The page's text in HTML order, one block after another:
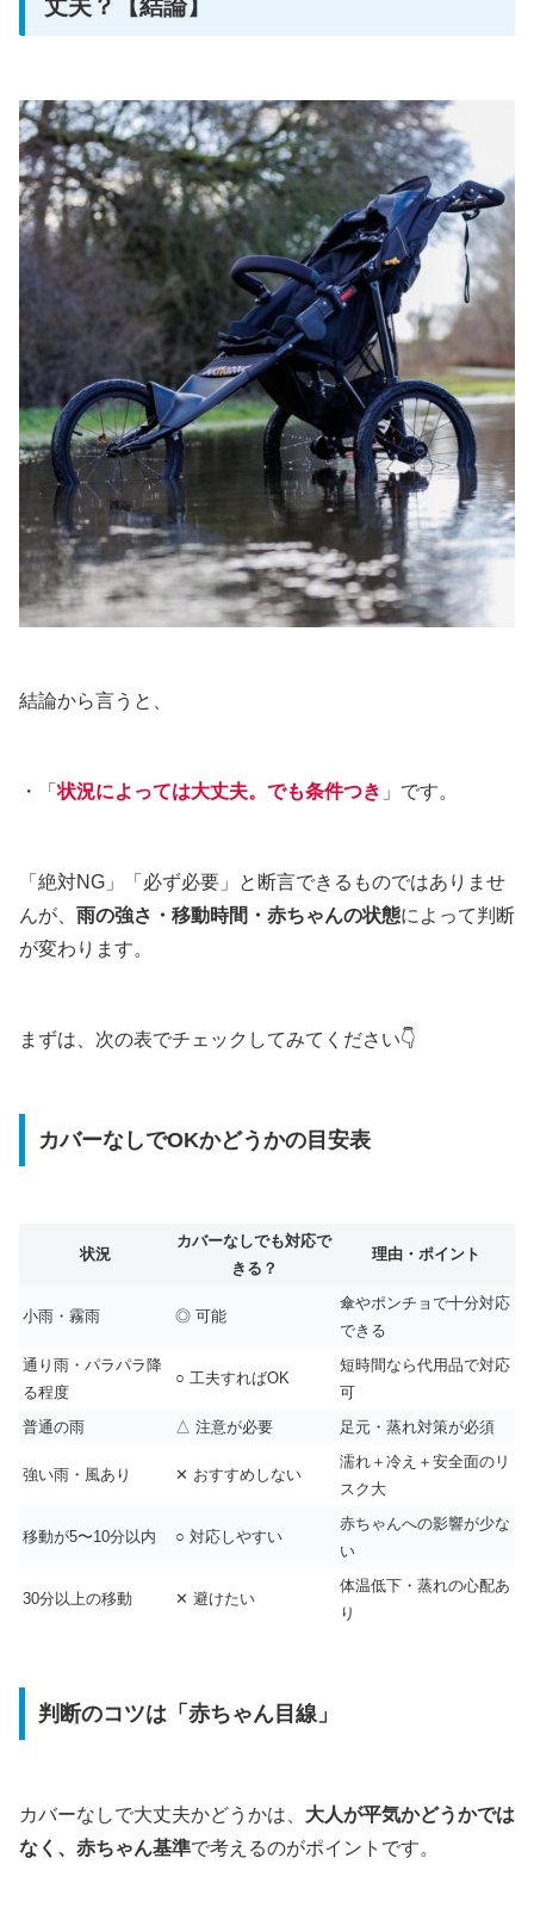
丈夫？【結論】
結論から言うと、
・「状況によっては大丈夫。でも条件つき 」です。
「絶対NG」「必ず必要」と断言できるものではありませ
んが、 雨の強さ・移動時間・赤ちゃんの状態によって判断
が変わります。
まずは、次の表でチェックしてみてください👇
カバーなしでOKかどうかの目安表
状況
カバーなしでも対応で
きる？
理由・ポイント
小雨・霧雨 ◎ 可能
傘やポンチョで十分対応
できる
通り雨・パラパラ降
る程度
○ 工夫すればOK
短時間なら代用品で対応
可
普通の雨
△ 注意が必要 足元・蒸れ対策が必須
強い雨・風あり ✕ おすすめしない
濡れ＋冷え＋安全面のリ
スク大
移動が5〜10分以内 ○ 対応しやすい
赤ちゃんへの影響が少な
い
30分以上の移動 ✕ 避けたい
体温低下・蒸れの心配あ
り
判断のコツは「赤ちゃん目線」
カバーなしで大丈夫かどうかは、 大人が平気かどうかでは
なく、赤ちゃん基準で考えるのがポイントです。